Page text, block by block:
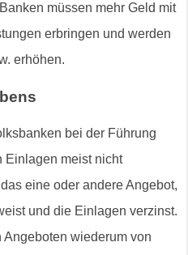
müssen mehr Geld mit
erbringen und werden
erhöhen.
bei der Führung
Einlagen meist nicht
eine oder andere Angebot,
und die Einlagen verzinst.
wiederum von